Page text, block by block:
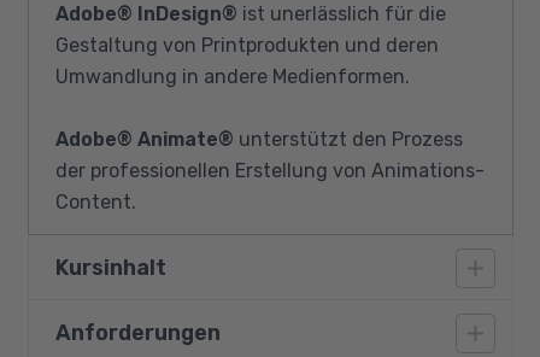
Adobe® InDesign® ist unerlässlich für die
Gestaltung von Printprodukten und deren
Umwandlung in andere Medienformen.
Adobe® Animate® unterstützt den Prozess
der professionellen Erstellung von Animations-
Content.
Kursinhalt
Einführung in KI und ChatGPT
Anforderungen